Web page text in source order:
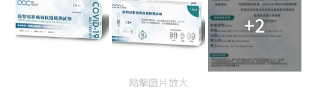
+2
點擊圖片放大